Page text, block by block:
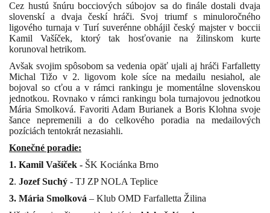
Cez hustú šnúru bocciových súbojov sa do finále dostali dvaja
slovenskí a dvaja českí hráči. Svoj triumf s minuloročného
ligového turnaja v Turí suverénne obhájil český majster v boccii
Kamil Vašíček, ktorýtak hosťovanie na žilinskom kurte
korunoval hetrikom.
Avšak svojim spôsobom sa vedenia opäť ujali aj hráči Farfalletty
Michal Tižo v 2. ligovom kole síce na medailu nesiahol, ale
bojoval so cťou a v rámci rankingu je momentálne slovenskou
jednotkou. Rovnako v rámci rankingu bola turnajovou jednotkou
Mária Smolková. Favoriti Adam Burianek a Boris Klohna svoje
šance nepremenili a do celkového poradia na medailových
pozíciách tentokrát nezasiahli.
Konečné poradie:
1. Kamil Vašíček - ŠK Kociánka Brno
2. Jozef Suchý - TJ ZPNOLA Teplice
3. Mária Smolková – Klub OMD Farfalletta Žilina